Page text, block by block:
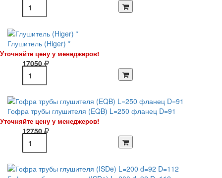
Глушитель (Higer) *
Уточняйте цену у менеджеров!
17050
Гофра трубы глушителя (EQB) L=250 фланец D=91
Уточняйте цену у менеджеров!
12750